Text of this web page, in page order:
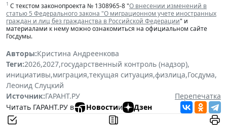
1 С текстом законопроекта № 1308965-8 "О внесении изменений в
статью 5 Федерального закона "О миграционном учете иностранных
граждан и лиц без гражданства в Российской Федерации" и
материалами к нему можно ознакомиться на официальном сайте
Госдумы.
Авторы:Кристина Андреенкова
Теги:2026,2027,государственный контроль (надзор),
инициативы,миграция,текущая ситуация,физлица,Госдума,
Леонид Слуцкий
Источник:ГАРАНТ.РУ
Перепечатка
Читать ГАРАНТ.РУ в
Новостии Дзен